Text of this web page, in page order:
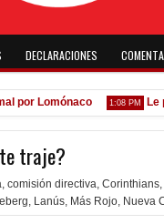
DECLARACIONES
Lomónaco 1:08 PM Le
traje?
, comisión directiva, Corinthians,
, Lanús, Más Rojo, Nueva